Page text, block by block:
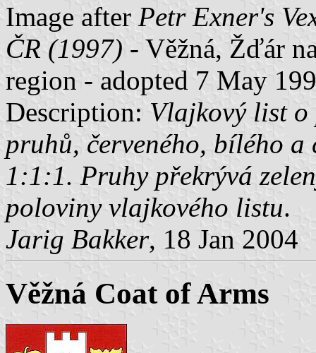
Image after Petr Exner's
ČR (1997) - Věžná, Žďár
region - adopted 7 May
Description: Vlajkový list o
pruhů, červeného, bílého a
1:1:1. Pruhy překrývá
poloviny vlajkového listu.
Jarig Bakker, 18 Jan 2004
Věžná Coat of Arms